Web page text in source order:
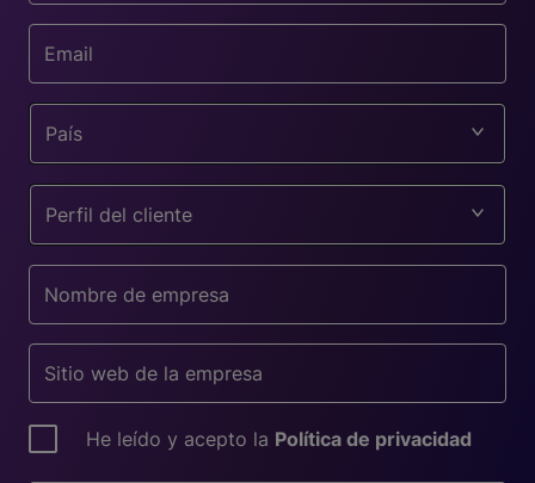
País
Perfil del cliente
He leído y acepto la Política de privacidad